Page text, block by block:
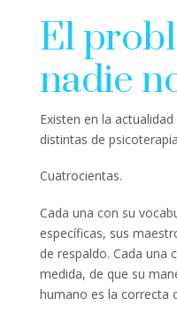
El
nadie
Existen en la
distintas de
Cuatrocientas.
Cada una con su
específicas, sus
de respaldo. Cada una
medida, de que su
humano es la correcta